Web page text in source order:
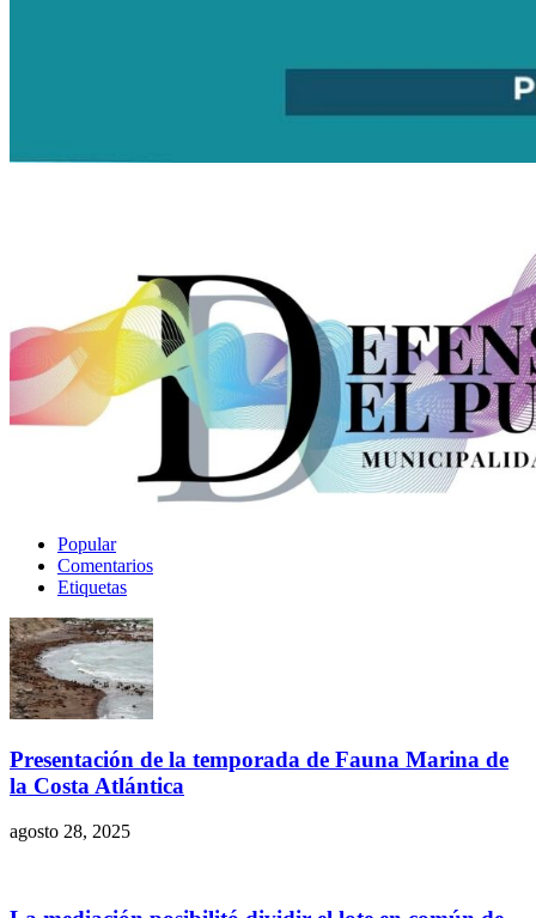
Popular
Comentarios
Etiquetas
Presentación de la temporada de Fauna Marina de
la Costa Atlántica
agosto 28, 2025